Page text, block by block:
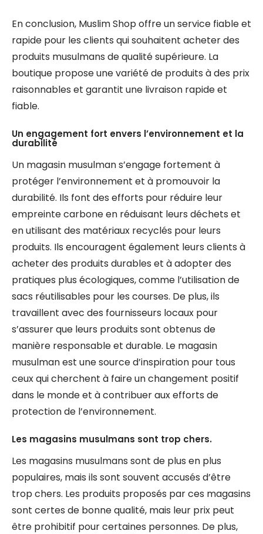
En conclusion, Muslim Shop offre un service fiable et
rapide pour les clients qui souhaitent acheter des
produits musulmans de qualité supérieure. La
boutique propose une variété de produits à des prix
raisonnables et garantit une livraison rapide et
fiable.
Un engagement fort envers l’environnement et la
durabilité
Un magasin musulman s’engage fortement à
protéger l’environnement et à promouvoir la
durabilité. Ils font des efforts pour réduire leur
empreinte carbone en réduisant leurs déchets et
en utilisant des matériaux recyclés pour leurs
produits. Ils encouragent également leurs clients à
acheter des produits durables et à adopter des
pratiques plus écologiques, comme l’utilisation de
sacs réutilisables pour les courses. De plus, ils
travaillent avec des fournisseurs locaux pour
s’assurer que leurs produits sont obtenus de
manière responsable et durable. Le magasin
musulman est une source d’inspiration pour tous
ceux qui cherchent à faire un changement positif
dans le monde et à contribuer aux efforts de
protection de l’environnement.
Les magasins musulmans sont trop chers.
Les magasins musulmans sont de plus en plus
populaires, mais ils sont souvent accusés d’être
trop chers. Les produits proposés par ces magasins
sont certes de bonne qualité, mais leur prix peut
être prohibitif pour certaines personnes. De plus,